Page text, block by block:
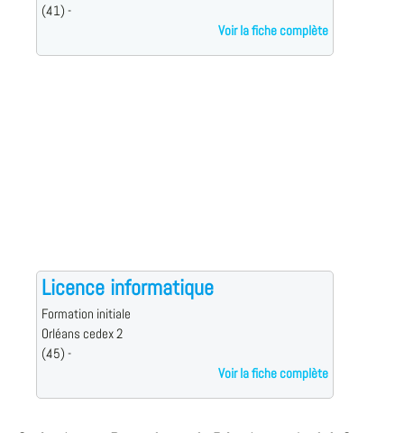
(41) -
Voir la fiche complète
Licence informatique
Formation initiale
Orléans cedex 2
(45) -
Voir la fiche complète